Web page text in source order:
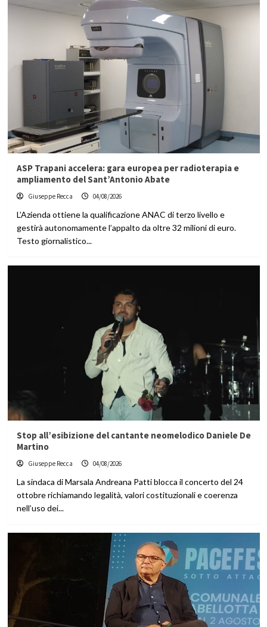
ASP Trapani accelera: gara europea per radioterapia e
ampliamento del Sant’Antonio Abate
Giuseppe Recca 04/08/2026
L’Azienda ottiene la qualificazione ANAC di terzo livello e
gestirà autonomamente l’appalto da oltre 32 milioni di euro.
Testo giornalistico...
Stop all’esibizione del cantante neomelodico Daniele De
Martino
Giuseppe Recca 04/08/2026
La sindaca di Marsala Andreana Patti blocca il concerto del 24
ottobre richiamando legalità, valori costituzionali e coerenza
nell’uso dei...